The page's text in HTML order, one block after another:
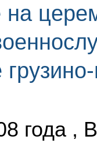
года ,